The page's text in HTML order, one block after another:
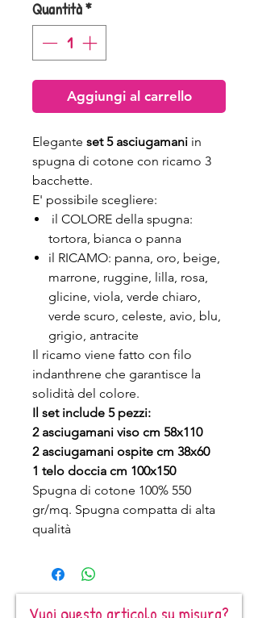
Quantità*
Aggiungi al carrello
Elegante set 5 asciugamani in
spugna di cotone con ricamo 3
bacchette.
E' possibile scegliere:
il COLORE della spugna:
tortora, bianca o panna
il RICAMO: panna, oro, beige,
marrone, ruggine, lilla, rosa,
glicine, viola, verde chiaro,
verde scuro, celeste, avio, blu,
grigio, antracite
Il ricamo viene fatto con filo
indanthrene che garantisce la
solidità del colore.
Il set include 5 pezzi:
2 asciugamani viso cm 58x110
2 asciugamani ospite cm 38x60
1 telo doccia cm 100x150
Spugna di cotone 100% 550
gr/mq. Spugna compatta di alta
qualità